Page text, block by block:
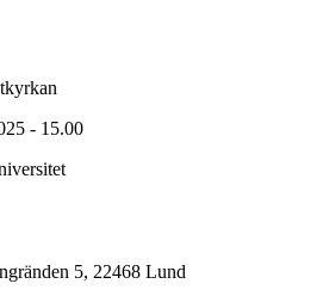
- 15.00
5, 22468 Lund